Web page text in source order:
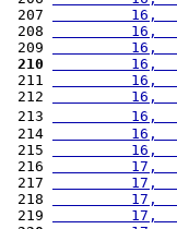
207
16,
208
16,
209
16,
210
16,
211
16,
212
16,
213
16,
214
16,
215
16,
216
17,
217
17,
218
17,
219
17,